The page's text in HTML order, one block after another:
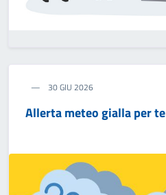
30 GIU 2026
Allerta meteo gialla per